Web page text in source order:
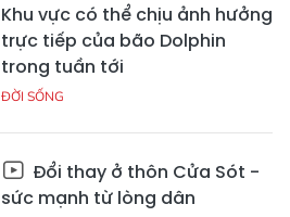
Khu vực có thể chịu ảnh hưởng
trực tiếp của bão Dolphin
trong tuần tới
ĐỜI SỐNG
Đổi thay ở thôn Cửa Sót -
sức mạnh từ lòng dân